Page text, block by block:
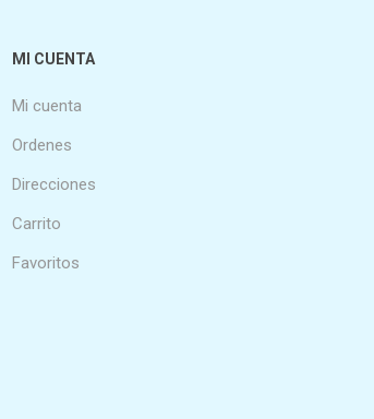
MI CUENTA
Mi cuenta
Ordenes
Direcciones
Carrito
Favoritos